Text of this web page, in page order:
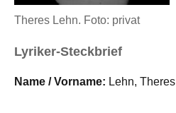
Theres Lehn. Foto: privat
Lyriker-Steckbrief
Name / Vorname: Lehn, Theres